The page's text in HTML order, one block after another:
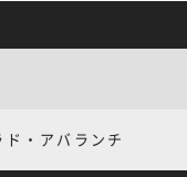
ド・アバランチ